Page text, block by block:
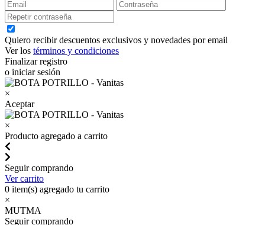
Quiero recibir descuentos exclusivos y novedades por email
Ver los términos y condiciones
Finalizar registro
o iniciar sesión
×
Aceptar
×
Producto agregado a carrito
Seguir comprando
Ver carrito
0 item(s) agregado tu carrito
×
MUTMA
Seguir comprando